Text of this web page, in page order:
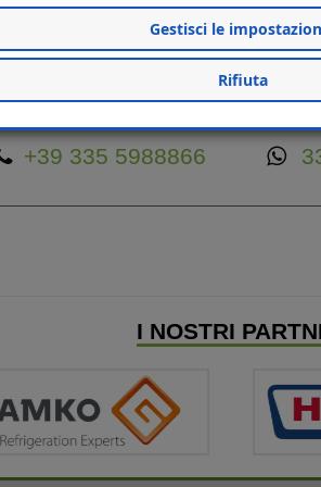
producono generose quantità di
+39 335 5988866
I NOSTRI
Gestisci le
Rifiuta